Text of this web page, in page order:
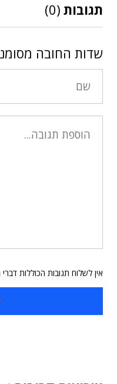
תגובות (0)
שדות החובה
אין לשלוח תגובות הכוללות